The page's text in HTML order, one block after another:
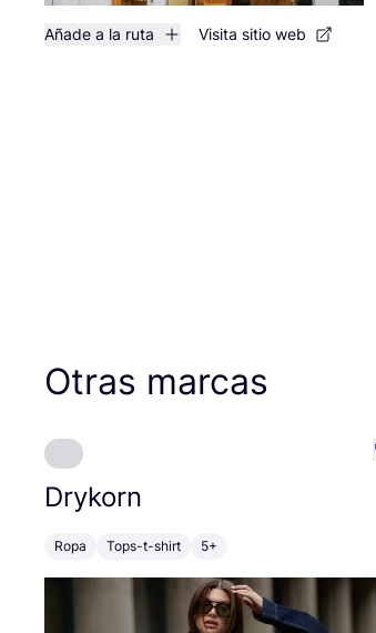
Añade a la ruta Visita sitio web
Otras marcas
Drykorn
Ropa Tops-t-shirt 5+